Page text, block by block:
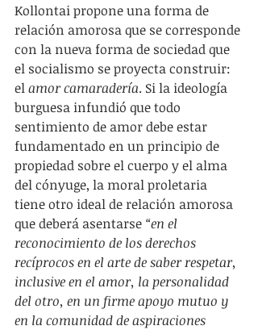
Kollontai propone una forma de
relación amorosa que se corresponde
con la nueva forma de sociedad que
el socialismo se proyecta construir:
el amor camaradería. Si la ideología
burguesa infundió que todo
sentimiento de amor debe estar
fundamentado en un principio de
propiedad sobre el cuerpo y el alma
del cónyuge, la moral proletaria
tiene otro ideal de relación amorosa
que deberá asentarse “en el
reconocimiento de los derechos
recíprocos en el arte de saber respetar,
inclusive en el amor, la personalidad
del otro, en un firme apoyo mutuo y
en la comunidad de aspiraciones